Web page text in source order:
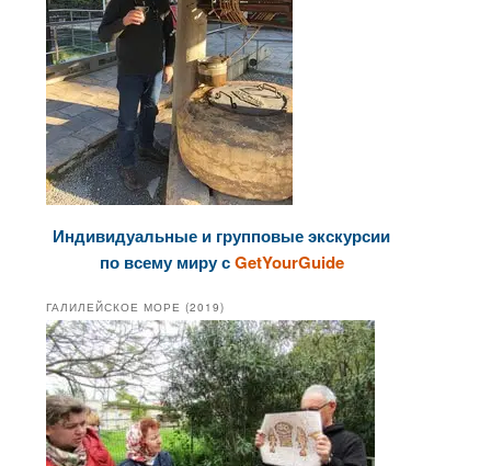
Индивидуальные и групповые экскурсии
по всему миру сGetYourGuide
ГАЛИЛЕЙСКОЕ МОРЕ (2019)